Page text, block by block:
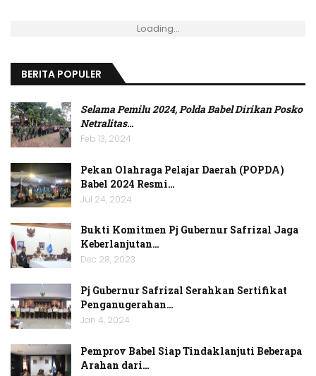
Loading...
BERITA POPULER
Selama Pemilu 2024, Polda Babel Dirikan Posko
Netralitas…
Feb 13, 2024
Pekan Olahraga Pelajar Daerah (POPDA)
Babel 2024 Resmi…
Jul 24, 2024
Bukti Komitmen Pj Gubernur Safrizal Jaga
Keberlanjutan…
Dec 28, 2023
Pj Gubernur Safrizal Serahkan Sertifikat
Penganugerahan…
Jan 4, 2024
Pemprov Babel Siap Tindaklanjuti Beberapa
Arahan dari…